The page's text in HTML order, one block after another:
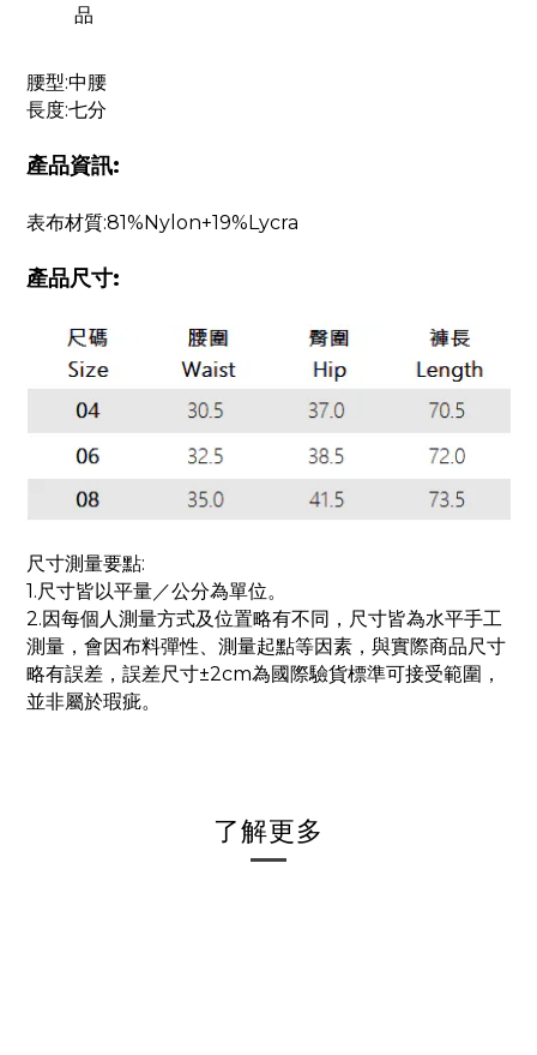
品
腰型:中腰
長度:七分
產品資訊:
表布材質:81%Nylon+19%Lycra
產品尺寸:
尺寸測量要點:
1.尺寸皆以平量／公分為單位。
2.因每個人測量方式及位置略有不同，尺寸皆為水平手工
測量，會因布料彈性、測量起點等因素，與實際商品尺寸
略有誤差，誤差尺寸±2cm為國際驗貨標準可接受範圍，
並非屬於瑕疵。
了解更多